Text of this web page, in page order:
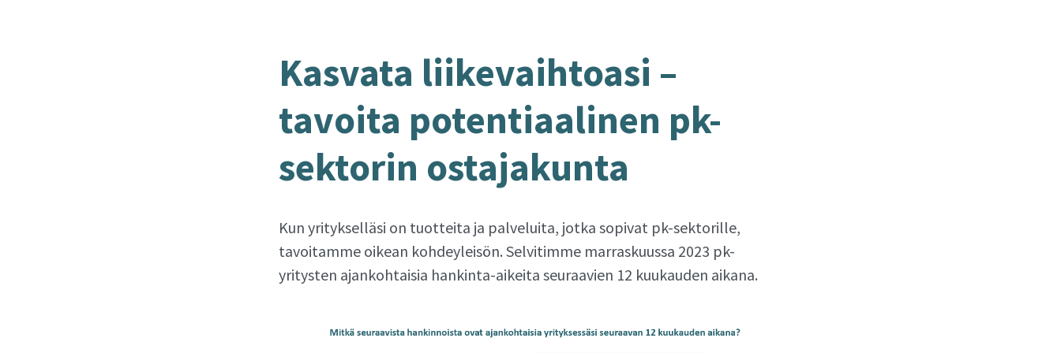
Kas­va­ta lii­ke­vaih­toa­si –
ta­voi­ta po­ten­ti­aa­li­nen pk-​
sektorin os­ta­ja­kun­ta
Kun yritykselläsi on tuotteita ja palveluita, jotka sopivat pk-sektorille,
tavoitamme oikean kohdeyleisön. Selvitimme marraskuussa 2023 pk-
yritysten ajankohtaisia hankinta-aikeita seuraavien 12 kuukauden aikana.